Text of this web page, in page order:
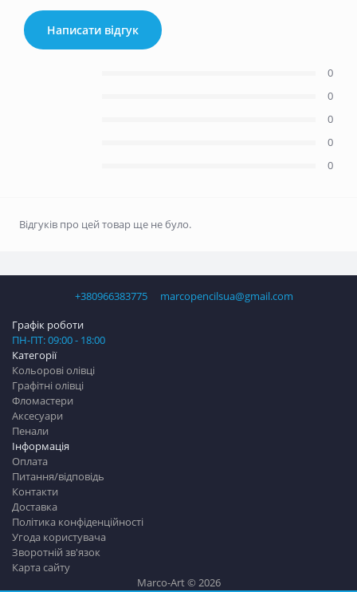
Написати відгук
0
0
0
0
0
Відгуків про цей товар ще не було.
+380966383775 marcopencilsua@gmail.com
Категорії
Кольорові олівці
Графітні олівці
Фломастери
Аксесуари
Пенали
Інформація
Оплата
Питання/відповідь
Контакти
Доставка
Політика конфіденційності
Угода користувача
Зворотній зв'язок
Карта сайту
Графік роботи
ПН-ПТ: 09:00 - 18:00
Marco-Art © 2026